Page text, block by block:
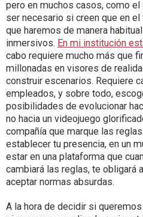
pero en muchos casos, como el
ser necesario si creen que en
que haremos de manera
inmersivos. En mi institución
cabo requiere mucho más que
millonadas en visores de
construir escenarios. Requiere
empleados, y sobre todo,
posibilidades de evolucionar
no hacia un videojuego
compañía que marque las
establecer tu presencia, en un
estar en una plataforma que
cambiará las reglas, te obligará
aceptar normas absurdas.
A la hora de decidir si